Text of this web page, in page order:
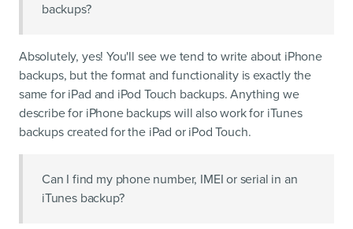
backups?
Absolutely, yes! You'll see we tend to write about iPhone
backups, but the format and functionality is exactly the
same for iPad and iPod Touch backups. Anything we
describe for iPhone backups will also work for iTunes
backups created for the iPad or iPod Touch.
Can I find my phone number, IMEI or serial in an
iTunes backup?